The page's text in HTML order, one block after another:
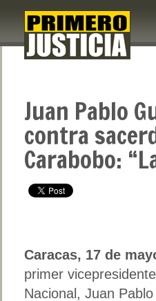
Juan Pablo
contra
Carabobo:
Caracas, 17 de
primer
Nacional, Juan